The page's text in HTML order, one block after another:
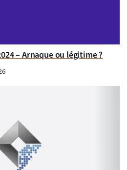
– Arnaque ou légitime ?